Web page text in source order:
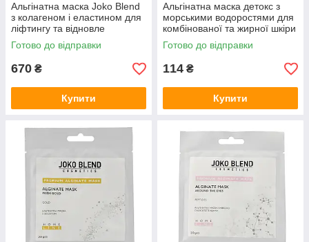
Альгінатна маска Joko Blend
з колагеном і еластином для
ліфтингу та відновле
Premium Alginate Mask With
Collagen and Elastin 200 g
Готово до відправки
670 ₴
Купити
Альгінатна маска детокс з
морськими водоростями для
комбінованої та жирної шкіри
обличчя Joko Blend Alginate
face mask Seaweed 20
Готово до відправки
114 ₴
Купити